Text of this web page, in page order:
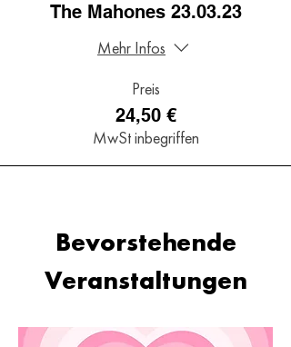
The Mahones 23.03.23
Mehr Infos
Preis
24,50 €
MwSt inbegriffen
Bevorstehende
Veranstaltungen